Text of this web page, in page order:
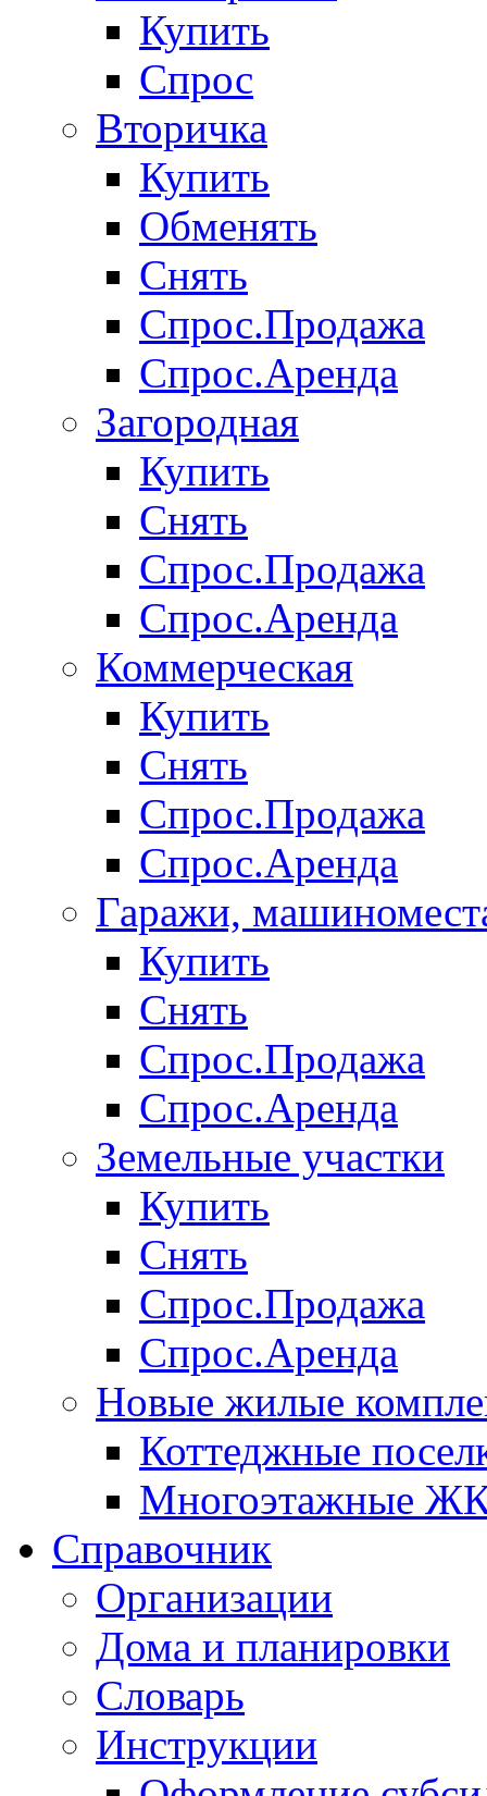
Купить
Спрос
Вторичка
Купить
Обменять
Снять
Спрос.Продажа
Спрос.Аренда
Загородная
Купить
Снять
Спрос.Продажа
Спрос.Аренда
Коммерческая
Купить
Снять
Спрос.Продажа
Спрос.Аренда
Гаражи,
Купить
Снять
Спрос.Продажа
Спрос.Аренда
Земельные участки
Купить
Снять
Спрос.Продажа
Спрос.Аренда
Новые жилые
Коттеджные
Многоэтажные
Справочник
Организации
Дома и планировки
Словарь
Инструкции